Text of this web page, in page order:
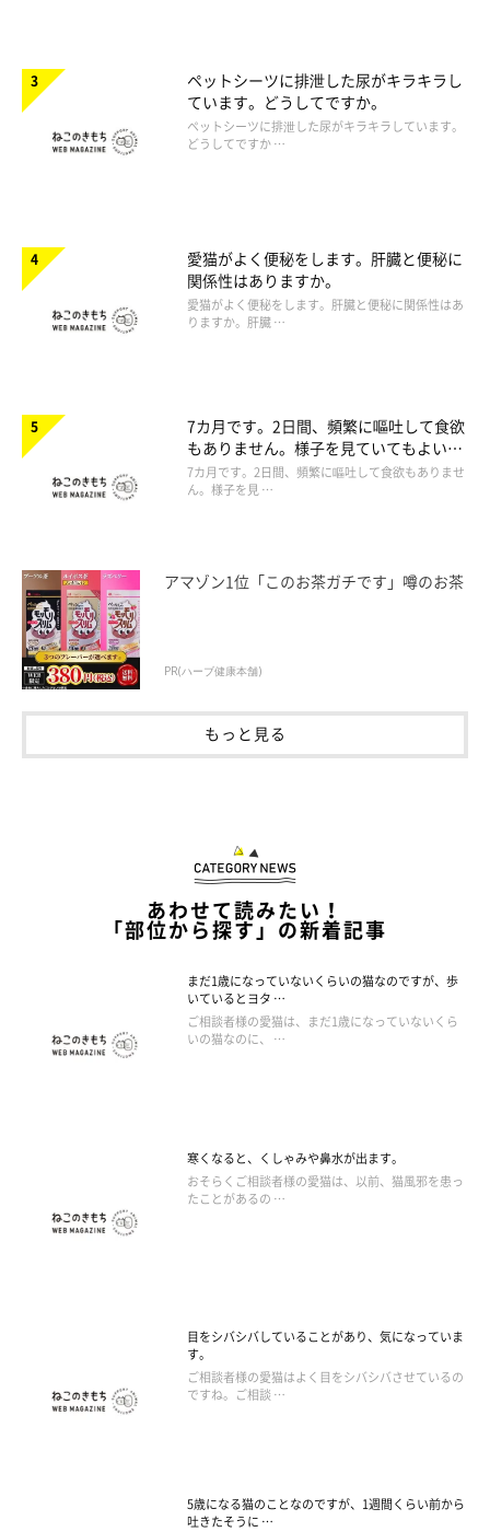
ペットシーツに排泄した尿がキラキラし
ています。どうしてですか。
ペットシーツに排泄した尿がキラキラしています。
どうしてですか …
愛猫がよく便秘をします。肝臓と便秘に
関係性はありますか。
愛猫がよく便秘をします。肝臓と便秘に関係性はあ
りますか。肝臓 …
7カ月です。2日間、頻繁に嘔吐して食欲
もありません。様子を見ていてもよいで
しょうか。
7カ月です。2日間、頻繁に嘔吐して食欲もありませ
ん。様子を見 …
アマゾン1位「このお茶ガチです」噂のお茶
PR(ハーブ健康本舗)
もっと見る
あわせて読みたい！
「部位から探す」の新着記事
まだ1歳になっていないくらいの猫なのですが、歩
いているとヨタ …
ご相談者様の愛猫は、まだ1歳になっていないくら
いの猫なのに、 …
寒くなると、くしゃみや鼻水が出ます。
おそらくご相談者様の愛猫は、以前、猫風邪を患っ
たことがあるの …
目をシバシバしていることがあり、気になっていま
す。
ご相談者様の愛猫はよく目をシバシバさせているの
ですね。ご相談 …
5歳になる猫のことなのですが、1週間くらい前から
吐きたそうに …